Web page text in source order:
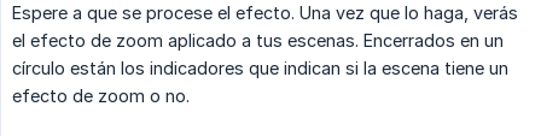
Espere a que se procese el efecto. Una vez que lo haga, verás
el efecto de zoom aplicado a tus escenas. Encerrados en un
círculo están los indicadores que indican si la escena tiene un
efecto de zoom o no.